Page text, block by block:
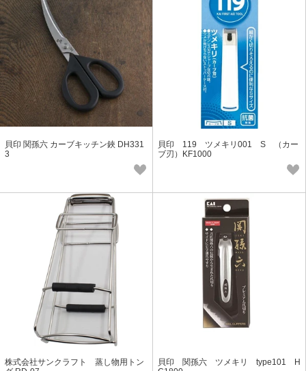
貝印 関孫六 カーブキッチン鋏 DH331
3
貝印 119 ツメキリ001 S （カー
ブ刃）KF1000
株式会社サンクラフト 蒸し物用トン
貝印 関孫六 ツメキリ type101 H